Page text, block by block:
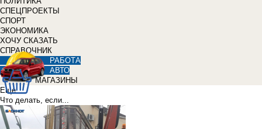
СПЕЦПРОЕКТЫ
СПОРТ
ЭКОНОМИКА
ХОЧУ СКАЗАТЬ
СПРАВОЧНИК
РАБОТА
АВТО
МАГАЗИНЫ
Еще
Что делать, если...